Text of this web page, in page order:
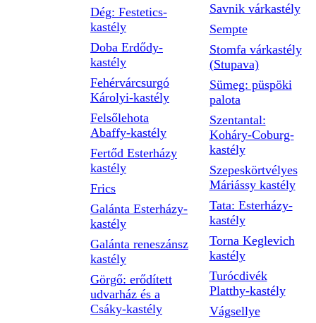
Dég: Festetics-
kastély
Doba Erdődy-
kastély
Fehérvárcsurgó
Károlyi-kastély
Felsőlehota
Abaffy-kastély
Fertőd Esterházy
kastély
Frics
Galánta Esterházy-
kastély
Galánta reneszánsz
kastély
Görgő: erődített
udvarház és a
Csáky-kastély
Savnik várkastély
Sempte
Stomfa várkastély
(Stupava)
Sümeg: püspöki
palota
Szentantal:
Koháry-Coburg-
kastély
Szepeskörtvélyes
Máriássy kastély
Tata: Esterházy-
kastély
Torna Keglevich
kastély
Turócdivék
Platthy-kastély
Vágsellye